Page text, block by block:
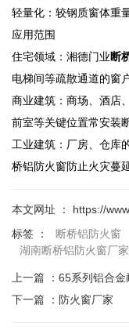
轻量化：较钢质窗体重
应用范围
住宅领域：湘德门业断
电梯间等疏散通道的窗
商业建筑：商场、酒店
前室等关键位置常安装
工业建筑：厂房、仓库
桥铝防火窗防止火灾蔓延
本文网址 ： https://
标签 ：
断桥铝防火窗
湖南断桥铝防火窗厂家
上一篇 ： 65系列铝合金
下一篇 ： 防火窗厂家